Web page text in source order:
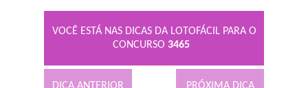
VOCÊ ESTÁ NAS DICAS DA LOTOFÁCIL PARA O
CONCURSO 3465